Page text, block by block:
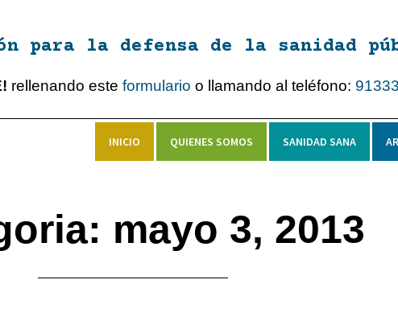
para la defensa de la sanidad
rellenando esteformulario o llamando al teléfono:
INICIO QUIENES SOMOS SANIDAD SANA
mayo 3, 2013